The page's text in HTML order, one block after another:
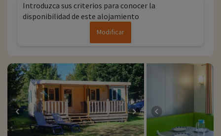
- Las personas con movilidad reducida deben ir acompañadas
Introduzca sus criterios para conocer la
disponibilidad de este alojamiento
Modificar